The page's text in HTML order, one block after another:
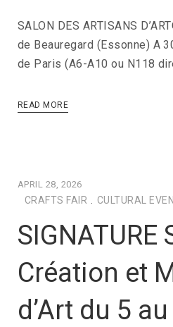
SALON DES ARTISANS
de Beauregard (Essonne) A
de Paris (A6-A10 ou N118
READ MORE
APRIL 28, 2026
CRAFTS FAIR . CULTURAL
SIGNATURE
Création et
d’Art du 5